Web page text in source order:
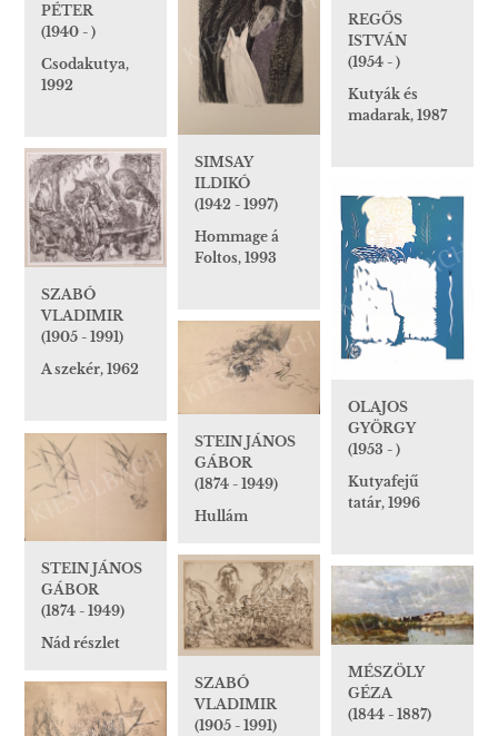
REGŐS
ISTVÁN
(1954 - )
Kutyák és
madarak, 1987
PÉTER
(1940 - )
Csodakutya,
1992
SIMSAY
ILDIKÓ
(1942 - 1997)
Hommage á
Foltos, 1993
SZABÓ
VLADIMIR
(1905 - 1991)
A szekér, 1962
OLAJOS
GYÖRGY
(1953 - )
Kutyafejű
tatár, 1996
STEIN JÁNOS
GÁBOR
(1874 - 1949)
Hullám
STEIN JÁNOS
GÁBOR
(1874 - 1949)
Nád részlet
SZABÓ
VLADIMIR
(1905 - 1991)
MÉSZÖLY
GÉZA
(1844 - 1887)